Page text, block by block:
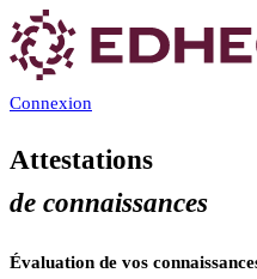
Connexion
Attestations
de connaissances
Évaluation de vos